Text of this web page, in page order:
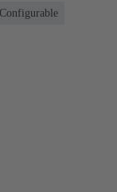
Configurable